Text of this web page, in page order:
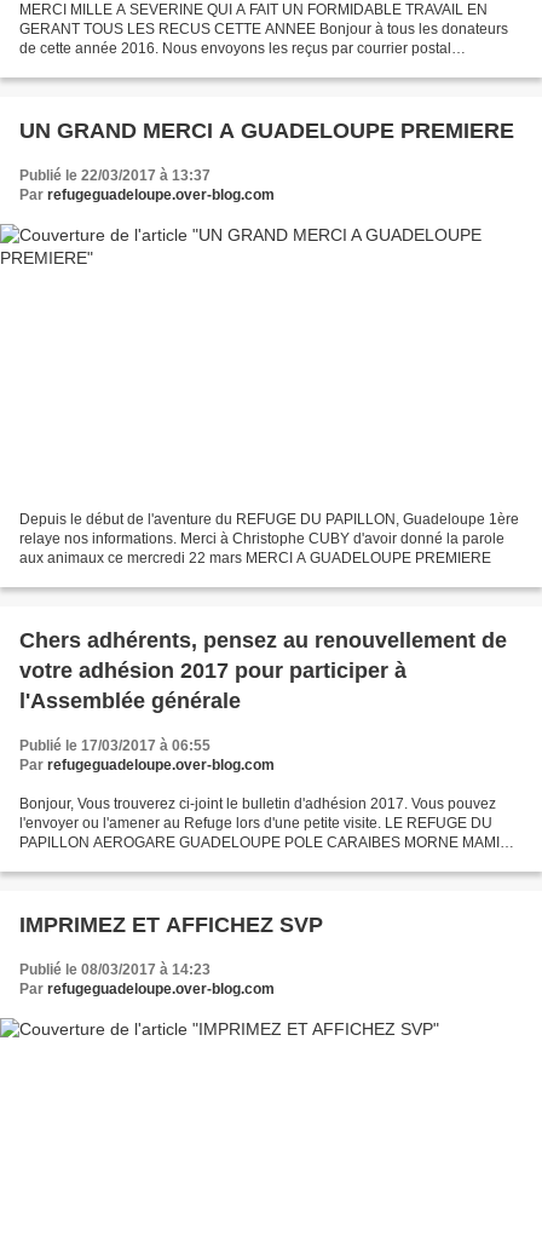
MERCI MILLE A SEVERINE QUI A FAIT UN FORMIDABLE TRAVAIL EN
GERANT TOUS LES RECUS CETTE ANNEE Bonjour à tous les donateurs
de cette année 2016. Nous envoyons les reçus par courrier postal
UN GRAND MERCI A GUADELOUPE PREMIERE
Publié le 22/03/2017 à 13:37
Par refugeguadeloupe.over-blog.com
Depuis le début de l'aventure du REFUGE DU PAPILLON, Guadeloupe 1ère
relaye nos informations. Merci à Christophe CUBY d'avoir donné la parole
aux animaux ce mercredi 22 mars MERCI A GUADELOUPE PREMIERE
Chers adhérents, pensez au renouvellement de
votre adhésion 2017 pour participer à
l'Assemblée générale
Publié le 17/03/2017 à 06:55
Par refugeguadeloupe.over-blog.com
Bonjour, Vous trouverez ci-joint le bulletin d'adhésion 2017. Vous pouvez
l'envoyer ou l'amener au Refuge lors d'une petite visite. LE REFUGE DU
PAPILLON AEROGARE GUADELOUPE POLE CARAIBES MORNE MAMIEL
IMPRIMEZ ET AFFICHEZ SVP
Publié le 08/03/2017 à 14:23
Par refugeguadeloupe.over-blog.com